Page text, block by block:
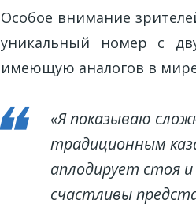
Особое внимание
уникальный номер с
имеющую аналогов в
«Я показываю
традиционным
аплодирует стоя
счастливы